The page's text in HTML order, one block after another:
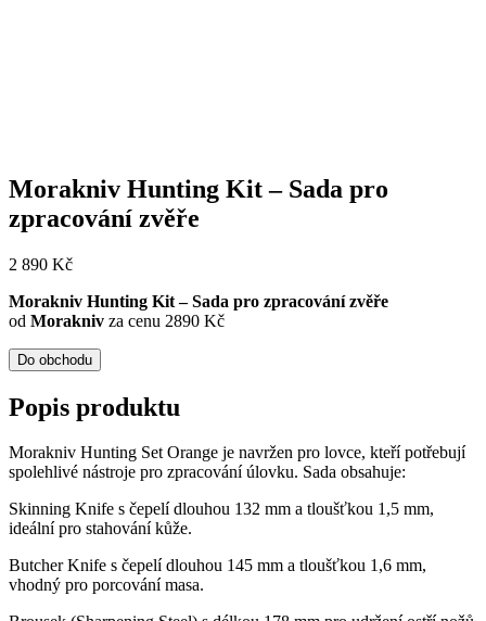
Morakniv Hunting Kit – Sada pro
zpracování zvěře
2 890 Kč
Morakniv Hunting Kit – Sada pro zpracování zvěře
od Morakniv za cenu 2890 Kč
Do obchodu
Popis produktu
Morakniv Hunting Set Orange je navržen pro lovce, kteří potřebují
spolehlivé nástroje pro zpracování úlovku. Sada obsahuje:
Skinning Knife s čepelí dlouhou 132 mm a tloušťkou 1,5 mm,
ideální pro stahování kůže.
Butcher Knife s čepelí dlouhou 145 mm a tloušťkou 1,6 mm,
vhodný pro porcování masa.